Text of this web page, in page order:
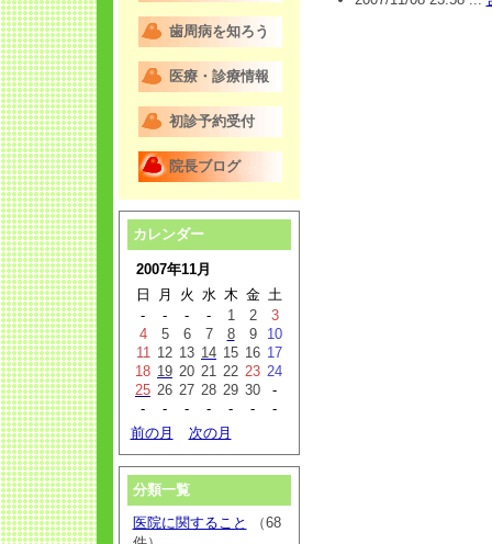
歯周病を知ろう
医療・診療情報
初診予約受付
院長ブログ
カレンダー
2007年11月
日
月 火 水 木 金 土
-
- - - 1 2
3
4
5 6 7 8 9
10
11 12 13 14 15 16 17
18 19 20 21 22 23 24
25 26 27 28 29 30
-
-
- - - - -
-
前の月
次の月
分類一覧
医院に関すること
（68